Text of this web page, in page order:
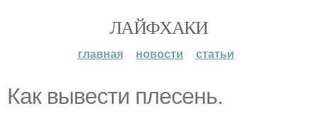
ЛАЙФХАКИ
главная новости статьи
Как вывести плесень.